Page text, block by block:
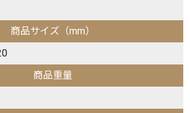
商品サイズ（mm）
商品重量